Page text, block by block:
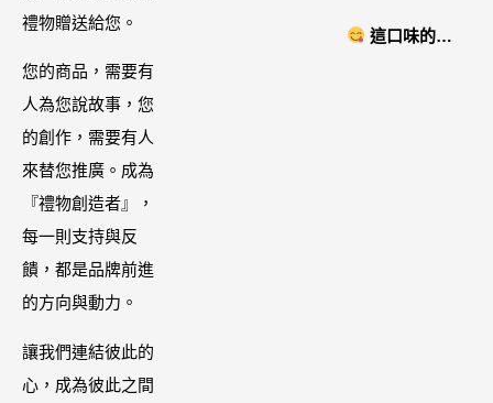
禮物贈送給您。
您的商品，需要有
人為您說故事，您
的創作，需要有人
來替您推廣。成為
『禮物創造者』，
每一則支持與反
饋，都是品牌前進
的方向與動力。
讓我們連結彼此的
心，成為彼此之間
家，奈米微電
NYONYA」美
這口味的即